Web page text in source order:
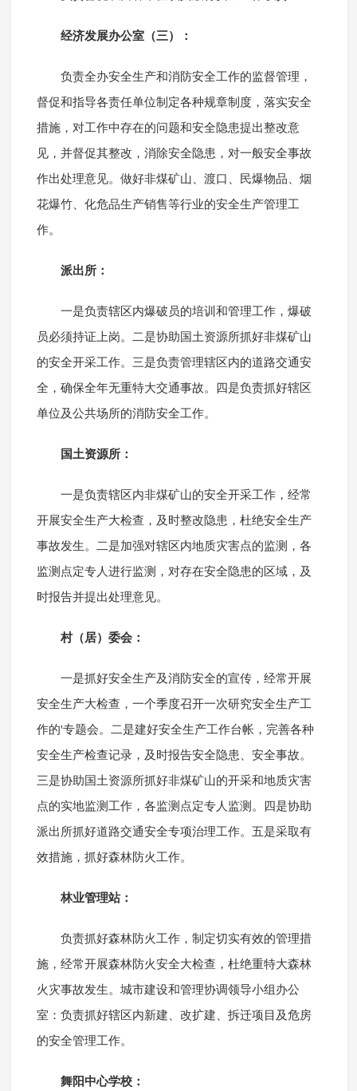
经济发展办公室（三）：
负责全办安全生产和消防安全工作的监督管理，
督促和指导各责任单位制定各种规章制度，落实安全
措施，对工作中存在的问题和安全隐患提出整改意
见，并督促其整改，消除安全隐患，对一般安全事故
作出处理意见。做好非煤矿山、渡口、民爆物品、烟
花爆竹、化危品生产销售等行业的安全生产管理工
作。
派出所：
一是负责辖区内爆破员的培训和管理工作，爆破
员必须持证上岗。二是协助国土资源所抓好非煤矿山
的安全开采工作。三是负责管理辖区内的道路交通安
全，确保全年无重特大交通事故。四是负责抓好辖区
单位及公共场所的消防安全工作。
国土资源所：
一是负责辖区内非煤矿山的安全开采工作，经常
开展安全生产大检查，及时整改隐患，杜绝安全生产
事故发生。二是加强对辖区内地质灾害点的监测，各
监测点定专人进行监测，对存在安全隐患的区域，及
时报告并提出处理意见。
村（居）委会：
一是抓好安全生产及消防安全的宣传，经常开展
安全生产大检查，一个季度召开一次研究安全生产工
作的'专题会。二是建好安全生产工作台帐，完善各种
安全生产检查记录，及时报告安全隐患、安全事故。
三是协助国土资源所抓好非煤矿山的开采和地质灾害
点的实地监测工作，各监测点定专人监测。四是协助
派出所抓好道路交通安全专项治理工作。五是采取有
效措施，抓好森林防火工作。
林业管理站：
负责抓好森林防火工作，制定切实有效的管理措
施，经常开展森林防火安全大检查，杜绝重特大森林
火灾事故发生。城市建设和管理协调领导小组办公
室：负责抓好辖区内新建、改扩建、拆迁项目及危房
的安全管理工作。
舞阳中心学校：